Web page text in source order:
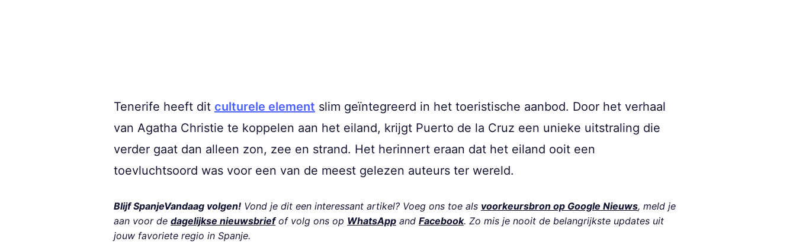
Tenerife heeft dit culturele element slim geïntegreerd in het toeristische aanbod. Door het verhaal
van Agatha Christie te koppelen aan het eiland, krijgt Puerto de la Cruz een unieke uitstraling die
verder gaat dan alleen zon, zee en strand. Het herinnert eraan dat het eiland ooit een
toevluchtsoord was voor een van de meest gelezen auteurs ter wereld.
Blijf SpanjeVandaag volgen! Vond je dit een interessant artikel? Voeg ons toe als voorkeursbron op Google Nieuws, meld je
aan voor de dagelijkse nieuwsbriefof volg ons op WhatsApp and Facebook. Zo mis je nooit de belangrijkste updates uit
jouw favoriete regio in Spanje.